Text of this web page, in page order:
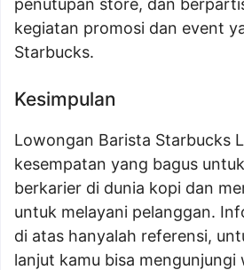
penutupan store, dan
kegiatan promosi dan event
Starbucks.
Kesimpulan
Lowongan Barista Starbucks
kesempatan yang bagus
berkarier di dunia kopi dan
untuk melayani pelanggan.
di atas hanyalah referensi,
lanjut kamu bisa mengunjungi